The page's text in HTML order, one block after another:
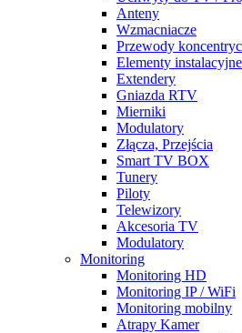
Anteny
Wzmacniacze
Przewody
Elementy instalacyjne
Extendery
Gniazda RTV
Mierniki
Modulatory
Złącza, Przejścia
Smart TV BOX
Tunery
Piloty
Telewizory
Akcesoria TV
Modulatory
Monitoring
Monitoring HD
Monitoring IP / WiFi
Monitoring mobilny
Atrapy Kamer